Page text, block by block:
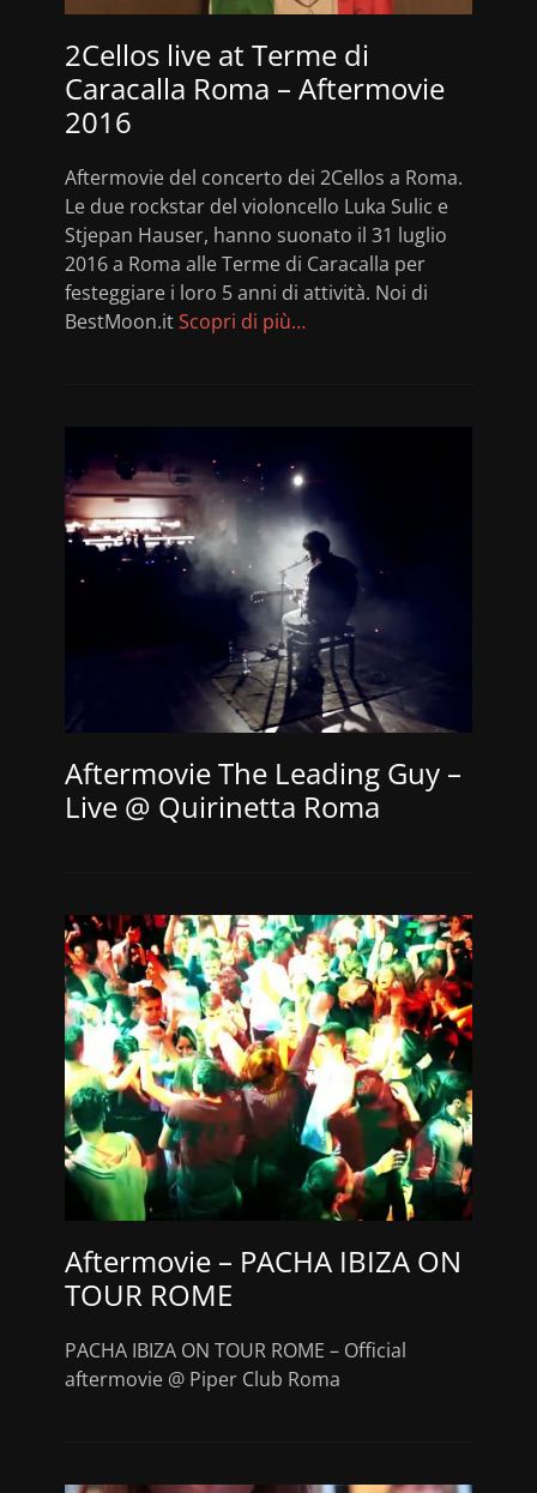
2Cellos live at Terme di
Caracalla Roma – Aftermovie
2016
Aftermovie del concerto dei 2Cellos a Roma.
Le due rockstar del violoncello Luka Sulic e
Stjepan Hauser, hanno suonato il 31 luglio
2016 a Roma alle Terme di Caracalla per
festeggiare i loro 5 anni di attività. Noi di
BestMoon.itScopri di più…
Aftermovie The Leading Guy –
Live @ Quirinetta Roma
Aftermovie – PACHA IBIZA ON
TOUR ROME
PACHA IBIZA ON TOUR ROME – Official
aftermovie @ Piper Club Roma